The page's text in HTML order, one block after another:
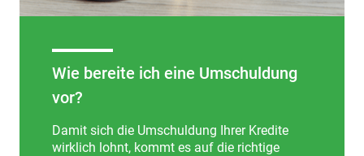
Wie bereite ich eine Umschuldung
vor?
Damit sich die Umschuldung Ihrer Kredite
wirklich lohnt, kommt es auf die richtige